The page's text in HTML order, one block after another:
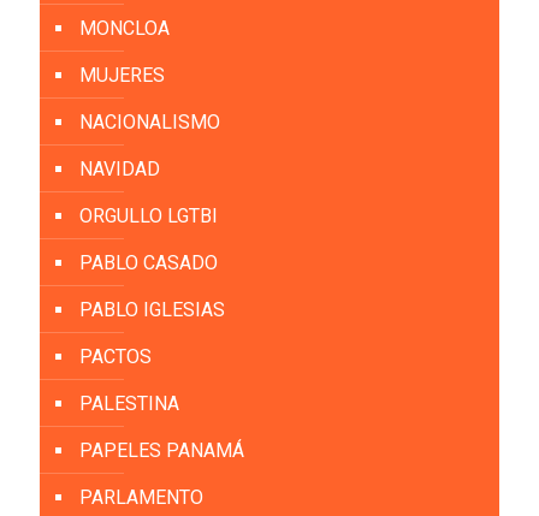
MONCLOA
MUJERES
NACIONALISMO
NAVIDAD
ORGULLO LGTBI
PABLO CASADO
PABLO IGLESIAS
PACTOS
PALESTINA
PAPELES PANAMÁ
PARLAMENTO